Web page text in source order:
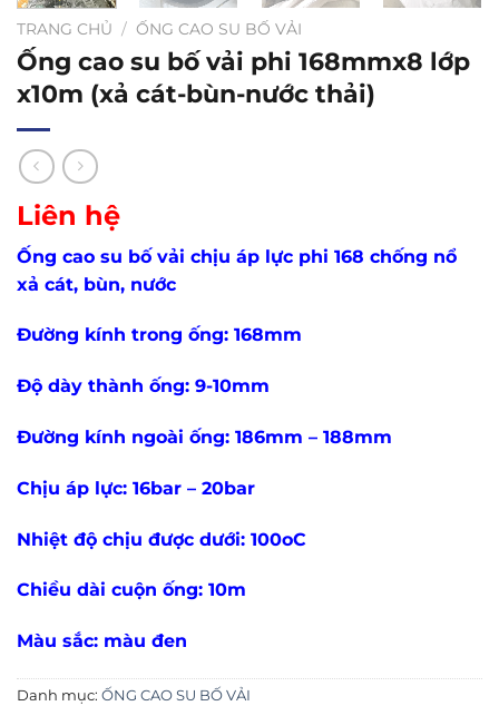
TRANG CHỦ / ỐNG CAO SU BỐ VẢI
Ống cao su bố vải phi 168mmx8 lớp
x10m (xả cát-bùn-nước thải)
Liên hệ
Ống cao su bố vải chịu áp lực phi 168 chống nổ
xả cát, bùn, nước
Đường kính trong ống: 168mm
Độ dày thành ống: 9-10mm
Đường kính ngoài ống: 186mm – 188mm
Chịu áp lực: 16bar – 20bar
Nhiệt độ chịu được dưới: 100oC
Chiều dài cuộn ống: 10m
Màu sắc: màu đen
Danh mục: ỐNG CAO SU BỐ VẢI